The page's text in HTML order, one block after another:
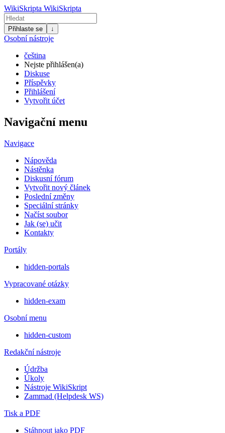
WikiSkripta WikiSkripta
Přihlaste se ↓
Osobní nástroje
čeština
Nejste přihlášen(a)
Diskuse
Příspěvky
Přihlášení
Vytvořit účet
Navigační menu
Navigace
Nápověda
Nástěnka
Diskusní fórum
Vytvořit nový článek
Poslední změny
Speciální stránky
Načíst soubor
Jak (se) učit
Kontakty
Portály
hidden-portals
Vypracované otázky
hidden-exam
Osobní menu
hidden-custom
Redakční nástroje
Údržba
Úkoly
Nástroje WikiSkript
Zammad (Helpdesk WS)
Tisk a PDF
Stáhnout jako PDF